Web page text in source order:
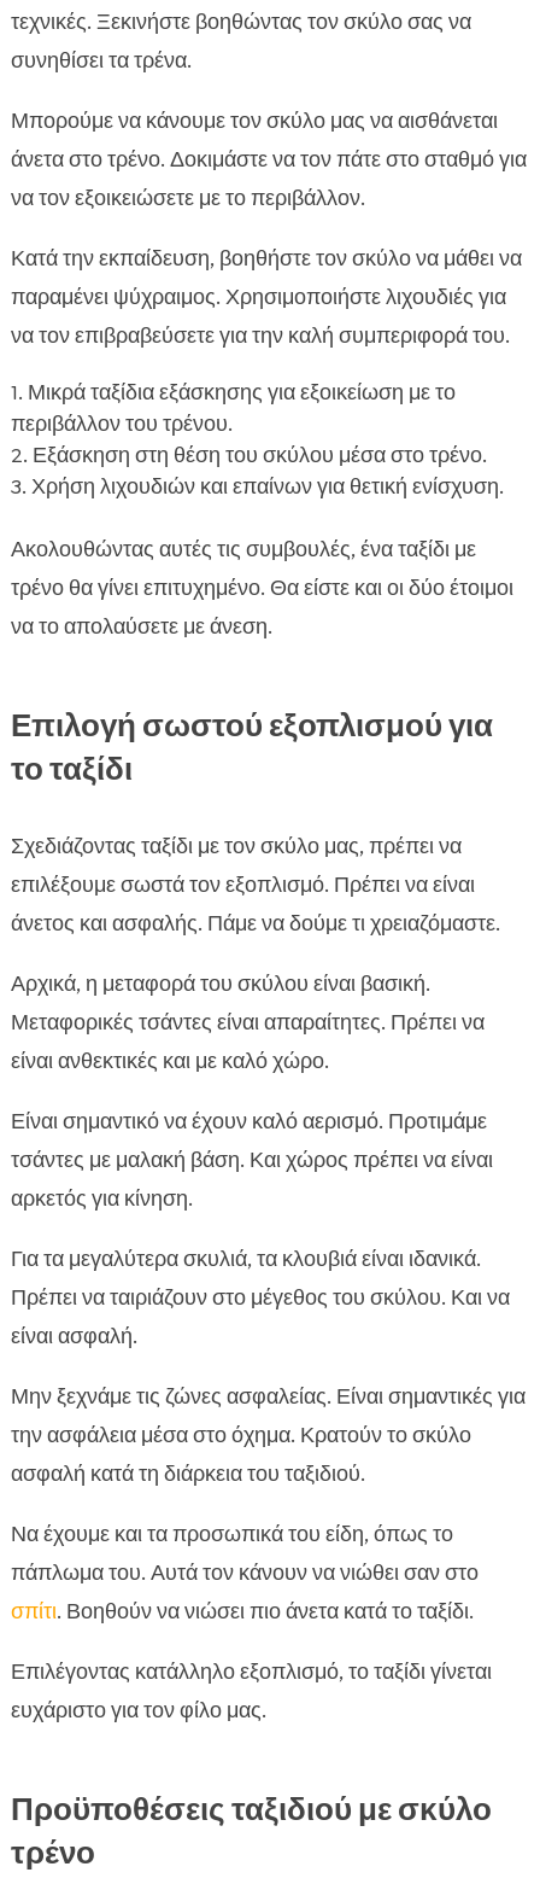
τεχνικές. Ξεκινήστε βοηθώντας τον σκύλο σας να
συνηθίσει τα τρένα.
Μπορούμε να κάνουμε τον σκύλο μας να αισθάνεται
άνετα στο τρένο. Δοκιμάστε να τον πάτε στο σταθμό για
να τον εξοικειώσετε με το περιβάλλον.
Κατά την εκπαίδευση, βοηθήστε τον σκύλο να μάθει να
παραμένει ψύχραιμος. Χρησιμοποιήστε λιχουδιές για
να τον επιβραβεύσετε για την καλή συμπεριφορά του.
Μικρά ταξίδια εξάσκησης για εξοικείωση με το
περιβάλλον του τρένου.
Εξάσκηση στη θέση του σκύλου μέσα στο τρένο.
Χρήση λιχουδιών και επαίνων για θετική ενίσχυση.
Ακολουθώντας αυτές τις συμβουλές, ένα ταξίδι με
τρένο θα γίνει επιτυχημένο. Θα είστε και οι δύο έτοιμοι
να το απολαύσετε με άνεση.
Επιλογή σωστού εξοπλισμού για
το ταξίδι
Σχεδιάζοντας ταξίδι με τον σκύλο μας, πρέπει να
επιλέξουμε σωστά τον εξοπλισμό. Πρέπει να είναι
άνετος και ασφαλής. Πάμε να δούμε τι χρειαζόμαστε.
Αρχικά, η μεταφορά του σκύλου είναι βασική.
Μεταφορικές τσάντες είναι απαραίτητες. Πρέπει να
είναι ανθεκτικές και με καλό χώρο.
Είναι σημαντικό να έχουν καλό αερισμό. Προτιμάμε
τσάντες με μαλακή βάση. Και χώρος πρέπει να είναι
αρκετός για κίνηση.
Για τα μεγαλύτερα σκυλιά, τα κλουβιά είναι ιδανικά.
Πρέπει να ταιριάζουν στο μέγεθος του σκύλου. Και να
είναι ασφαλή.
Μην ξεχνάμε τις ζώνες ασφαλείας. Είναι σημαντικές για
την ασφάλεια μέσα στο όχημα. Κρατούν το σκύλο
ασφαλή κατά τη διάρκεια του ταξιδιού.
Να έχουμε και τα προσωπικά του είδη, όπως το
πάπλωμα του. Αυτά τον κάνουν να νιώθει σαν στο
σπίτι. Βοηθούν να νιώσει πιο άνετα κατά το ταξίδι.
Επιλέγοντας κατάλληλο εξοπλισμό, το ταξίδι γίνεται
ευχάριστο για τον φίλο μας.
Προϋποθέσεις ταξιδιού με σκύλο
τρένο